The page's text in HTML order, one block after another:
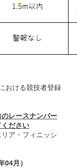
ける競技者登録
レースナンバー
ださい
・フィニッシ
月）